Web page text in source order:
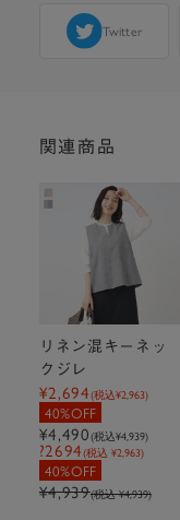
Twitter
関連商品
リネン混キーネッ
クジレ
¥2,694(税込¥2,963)
40%OFF
¥4,490(税込¥4,939)
?2694(税込 ¥2,963)
40%OFF
¥4,939(税込 ¥4,939)